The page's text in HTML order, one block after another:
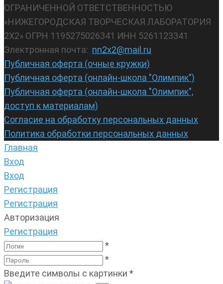
ОГРАНИЧЕННОЙ ОТВЕТСТВЕННОСТЬЮ
«НИЖЕГОРОДСКАЯ ТВОРЧЕСКАЯ ЛАБОРАТОРИЯ
2Х2» ОГРН 1195275026341 ИНН 5261123341
Электронная почта: nn2x2@mail.ru
Публичная оферта (очные кружки)
Публичная оферта (онлайн-школа "Олимпик")
Публичная оферта (онлайн-школа "Олимпик",
доступ к материалам)
Согласие на обработку персональных данных
Политика обработки персональных данных
Главная
Вход
Вход
Регистрация
Регистрация
Авторизация
Регистрация
*
*
Введите символы с картинки *